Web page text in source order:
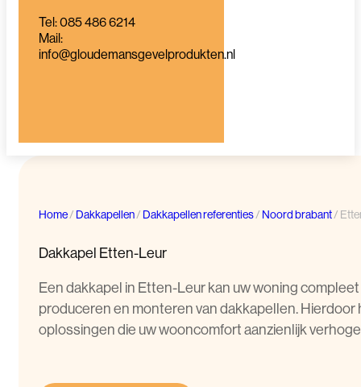
Tel: 085 486 6214
Mail:
info@gloudemansgevelprodukten.nl
Home/ Dakkapellen/ Dakkapellen referenties/ Noord brabant/
Dakkapel Etten-Leur
Een dakkapel in Etten-Leur kan uw woning
produceren en monteren van dakkapellen.
oplossingen die uw wooncomfort aanzienlijk